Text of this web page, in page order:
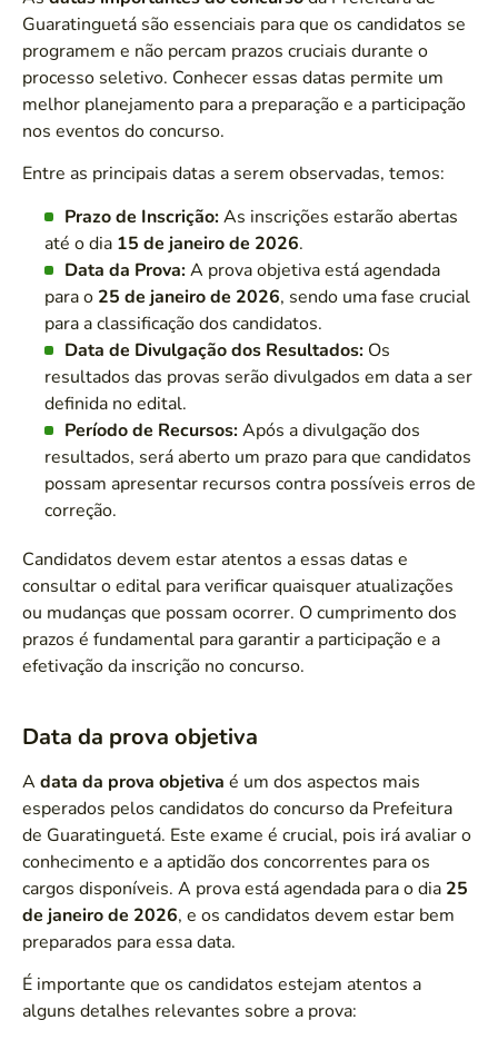
Guaratinguetá são essenciais para que os candidatos se
programem e não percam prazos cruciais durante o
processo seletivo. Conhecer essas datas permite um
melhor planejamento para a preparação e a participação
nos eventos do concurso.
Entre as principais datas a serem observadas, temos:
Prazo de Inscrição:As inscrições estarão abertas
até o dia 15 de janeiro de 2026.
Data da Prova:A prova objetiva está agendada
para o 25 de janeiro de 2026, sendo uma fase crucial
para a classificação dos candidatos.
Data de Divulgação dos Resultados: Os
resultados das provas serão divulgados em data a ser
definida no edital.
Período de Recursos:Após a divulgação dos
resultados, será aberto um prazo para que candidatos
possam apresentar recursos contra possíveis erros de
correção.
Candidatos devem estar atentos a essas datas e
consultar o edital para verificar quaisquer atualizações
ou mudanças que possam ocorrer. O cumprimento dos
prazos é fundamental para garantir a participação e a
efetivação da inscrição no concurso.
Data da prova objetiva
A data da prova objetiva é um dos aspectos mais
esperados pelos candidatos do concurso da Prefeitura
de Guaratinguetá. Este exame é crucial, pois irá avaliar o
conhecimento e a aptidão dos concorrentes para os
cargos disponíveis. A prova está agendada para o dia 25
de janeiro de 2026, e os candidatos devem estar bem
preparados para essa data.
É importante que os candidatos estejam atentos a
alguns detalhes relevantes sobre a prova: